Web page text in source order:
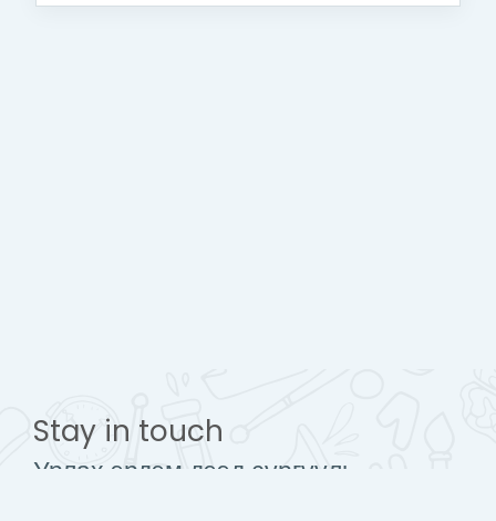
Stay in touch
Урлах эрдэм дээд сургууль